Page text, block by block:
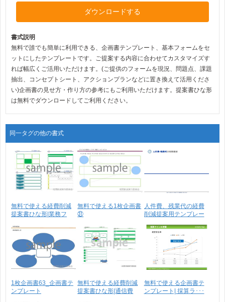
ダウンロードする
書式説明
無料で誰でも簡単に利用できる、企画書テンプレート、基本フォームをセ
ットにしたテンプレートです。ご提案する内容に合わせてカスタマイズす
れば幅広くご活用いただけます。(ご提供のフォームを現況、問題点、課題
抽出、コンセプトシート、アクションプランなどに置き換えて活用くださ
い)企画書の見せ方・作り方の参考にもご利用いただけます。提案書ひな形
は無料でダウンロードしてご利用ください。
同一タグの他の書式
無料で使える経費削減
提案書ひな形|業務フ
無料で使える1枚企画書
㉛
人件費、残業代の経費
削減提案用テンプレー
1枚企画書63_企画書テ
ンプレート
無料で使える経費削減
提案書ひな形|通信費
無料で使える企画書テ
ンプレート| 採算ラ･･･